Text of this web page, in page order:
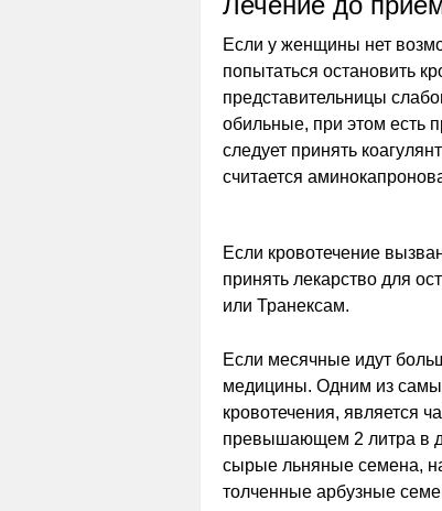
Если у женщины нет
попытаться остановить
представительницы
обильные, при этом есть
следует принять
считается
Если кровотечение
принять лекарство для
или Транексам.
Если месячные идут
медицины. Одним из
кровотечения, является
превышающем 2 литра в
сырые льняные семена,
толченные арбузные